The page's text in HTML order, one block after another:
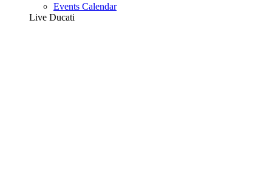
Events Calendar
Live Ducati